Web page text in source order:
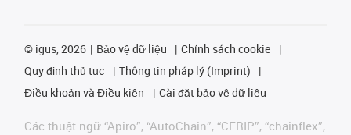
© igus, 2026 Bảo vệ dữ liệu
Chính sách cookie
Quy định thủ tục
Thông tin pháp lý (Imprint)
Điều khoản và Điều kiện
Cài đặt bảo vệ dữ liệu
Các thuật ngữ “Apiro”, “AutoChain”, “CFRIP”, “chainflex”,